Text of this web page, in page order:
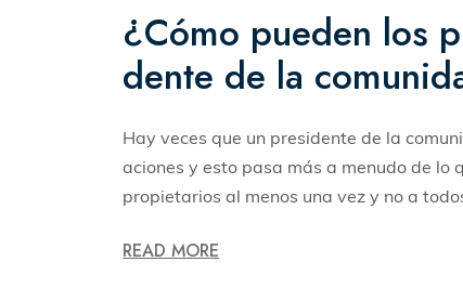
¿Cómo pueden los
dente de la
Hay veces que un presidente de la
aciones y esto pasa más a menudo de lo
propietarios al menos una vez y no a
READ MORE